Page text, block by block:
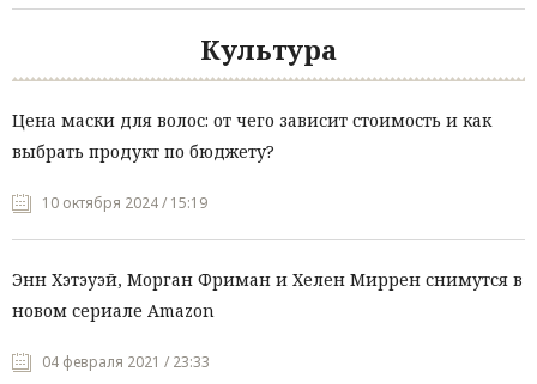
Культура
Цена маски для волос: от чего зависит стоимость и как
выбрать продукт по бюджету?
10 октября 2024 / 15:19
Энн Хэтэуэй, Морган Фриман и Хелен Миррен снимутся в
новом сериале Amazon
04 февраля 2021 / 23:33